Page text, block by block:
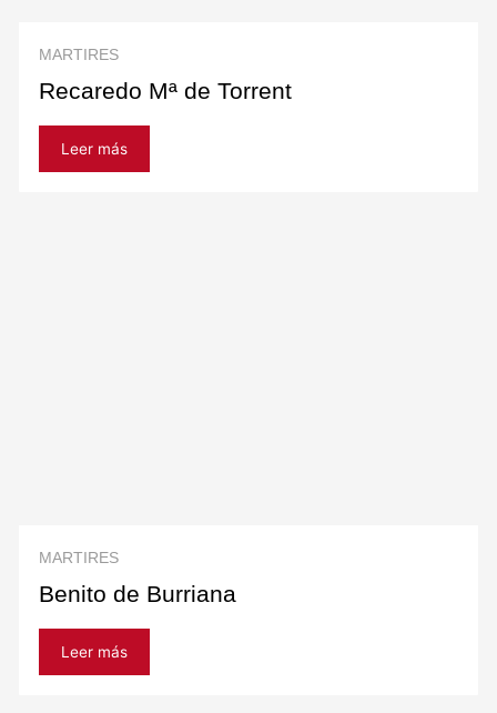
MARTIRES
Recaredo Mª de Torrent
Leer más
MARTIRES
Benito de Burriana
Leer más